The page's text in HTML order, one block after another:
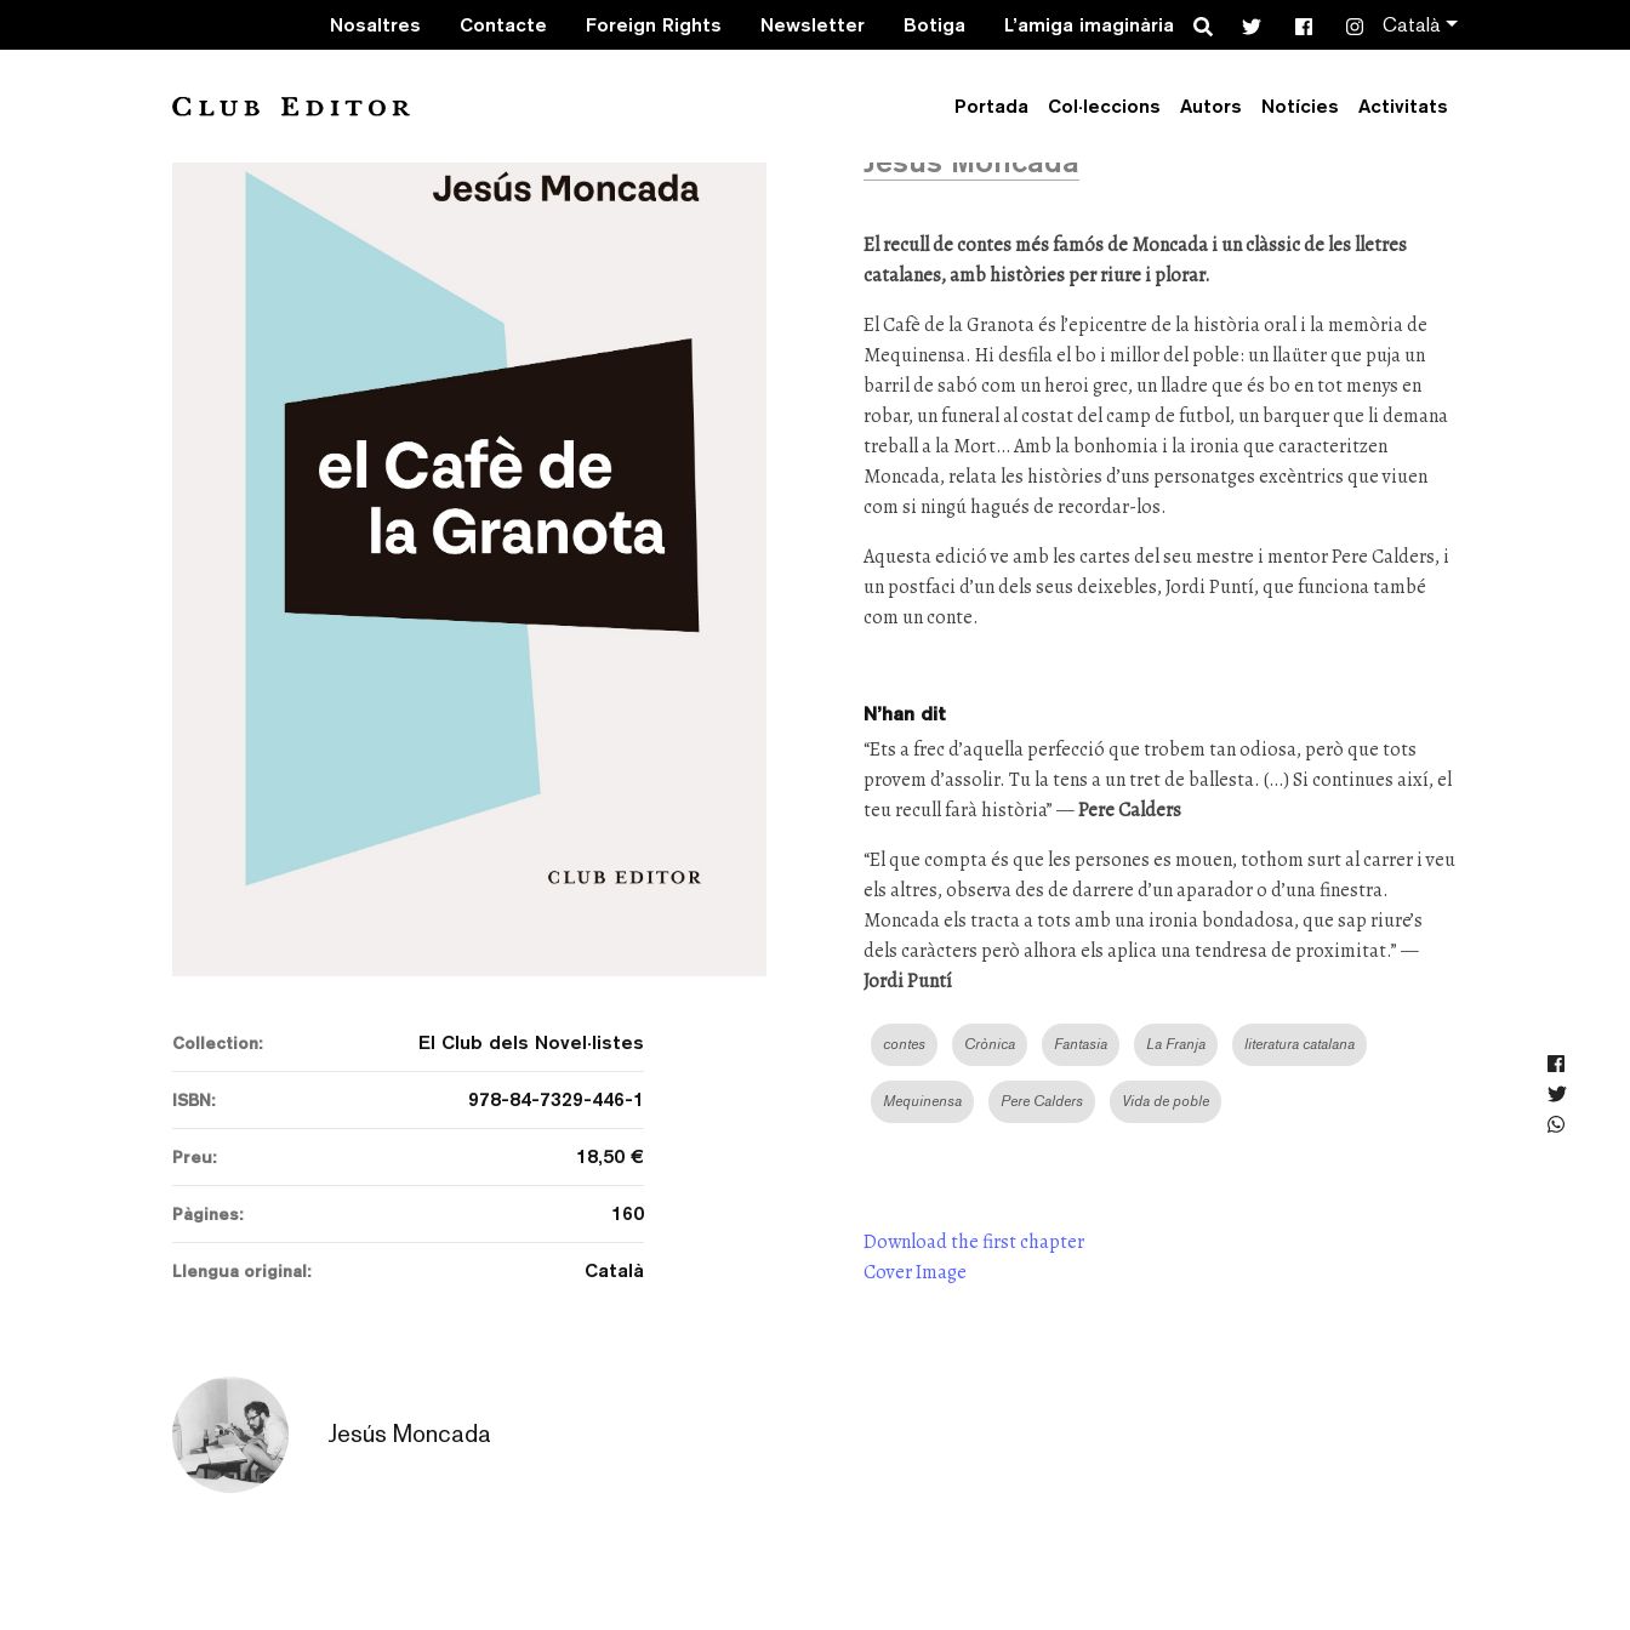
Nosaltres Contacte Foreign Rights Newsletter Botiga L’amiga imaginària Search Català
Portada Col·leccions Autors Notícies Activitats
Collection: El Club dels Novel·listes
ISBN: 978-84-7329-446-1
Preu: 18,50 €
Pàgines: 160
Llengua original: Català
Jesús Moncada
El Cafè de la Granota
Jesús Moncada
El recull de contes més famós de Moncada i un clàssic de les lletres
catalanes, amb històries per riure i plorar.
El Cafè de la Granota és l’epicentre de la història oral i la memòria de
Mequinensa. Hi desfila el bo i millor del poble: un llaüter que puja un
barril de sabó com un heroi grec, un lladre que és bo en tot menys en
robar, un funeral al costat del camp de futbol, un barquer que li demana
treball a la Mort… Amb la bonhomia i la ironia que caracteritzen
Moncada, relata les històries d’uns personatges excèntrics que viuen
com si ningú hagués de recordar-los.
Aquesta edició ve amb les cartes del seu mestre i mentor Pere Calders, i
un postfaci d’un dels seus deixebles, Jordi Puntí, que funciona també
com un conte.
N’han dit
“Ets a frec d’aquella perfecció que trobem tan odiosa, però que tots
provem d’assolir. Tu la tens a un tret de ballesta. (…) Si continues així, el
teu recull farà història” —Pere Calders
“El que compta és que les persones es mouen, tothom surt al carrer i veu
els altres, observa des de darrere d’un aparador o d’una finestra.
Moncada els tracta a tots amb una ironia bondadosa, que sap riure’s
dels caràcters però alhora els aplica una tendresa de proximitat.” —
Jordi Puntí
contes Crònica Fantasia La Franja literatura catalana
Mequinensa Pere Calders Vida de poble
Download the first chapter
Cover Image